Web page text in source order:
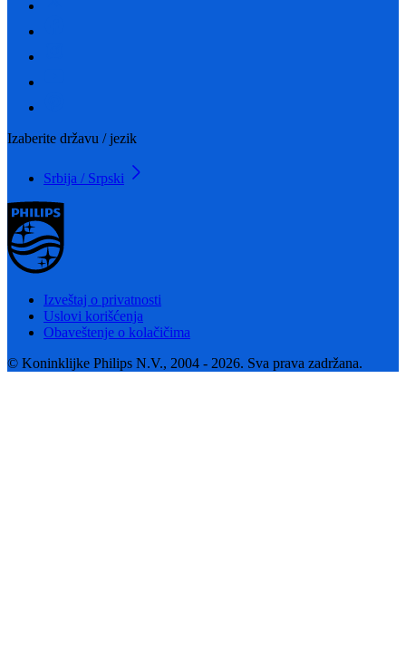
Izaberite državu / jezik
Srbija / Srpski
Izveštaj o privatnosti
Uslovi korišćenja
Obaveštenje o kolačičima
© Koninklijke Philips N.V., 2004 - 2026. Sva prava zadržana.